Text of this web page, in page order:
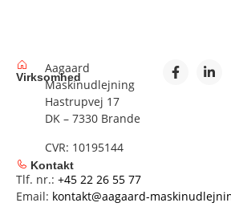
Virksomhed
Aagaard
Maskinudlejning
Hastrupvej 17
DK – 7330 Brande
CVR: 10195144
Kontakt
Tlf. nr.: +45 22 26 55 77
Email: kontakt@aagaard-